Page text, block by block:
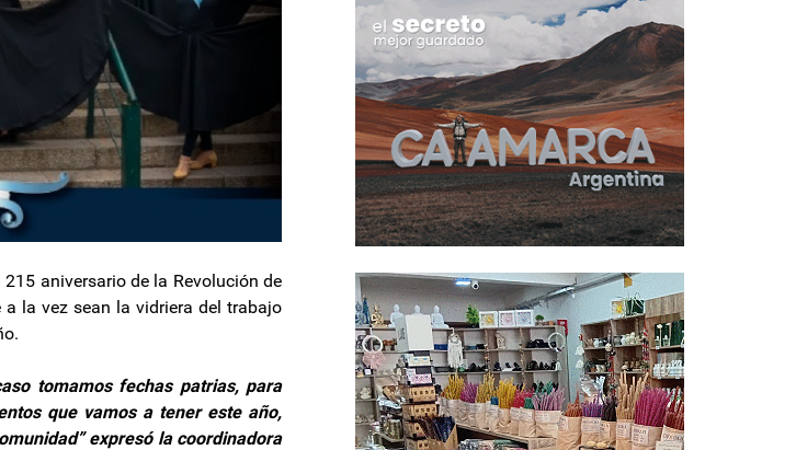
aniversario de la Revolución de
la vez sean la vidriera del trabajo
tomamos fechas patrias, para
que vamos a tener este año,
expresó la coordinadora